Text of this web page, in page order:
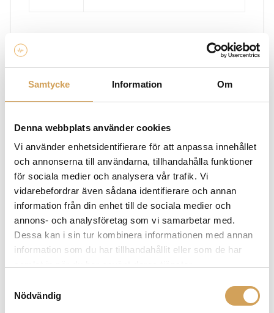
Samtycke Information Om
Denna webbplats använder cookies
Vi använder enhetsidentifierare för att anpassa innehållet
och annonserna till användarna, tillhandahålla funktioner
för sociala medier och analysera vår trafik. Vi
vidarebefordrar även sådana identifierare och annan
information från din enhet till de sociala medier och
annons- och analysföretag som vi samarbetar med.
Dessa kan i sin tur kombinera informationen med annan
information som du har tillhandahållit eller som de har
Nödvändig
Vikt
2,0 kg
Längd
Kontakt
Varumärke
VAN DEN HUL
När du är ute efter högkvalitativa ljudkablar och
pickups är Van den Hul rätt varumärke för dig. Med
deras hängivenhet till ljudkvalitet, innovativ teknik och
noggrann tillverkning erbjuder Van den Hul produkter
på Hi-Fi Experience hittar du ett brett utbud av